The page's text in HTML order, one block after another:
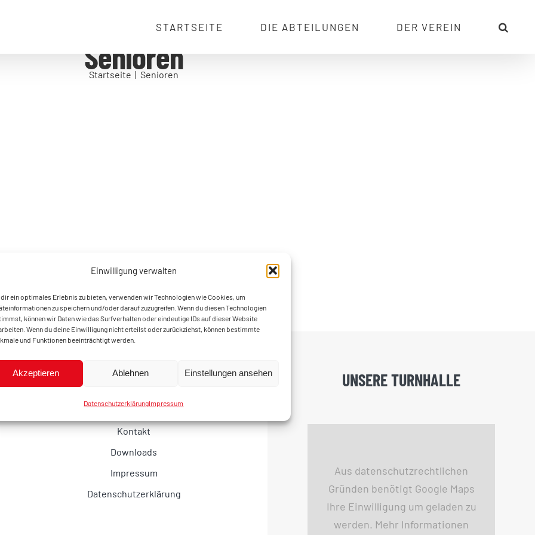
Einwilligung verwalten
dir ein optimales Erlebnis zu bieten, verwenden wir Technologien wie Cookies, um
zu speichern und/oder darauf zuzugreifen. Wenn du diesen Technologien
können wir Daten wie das Surfverhalten oder eindeutige IDs auf dieser Website
Wenn du deine Einwilligung nicht erteilst oder zurückziehst, können bestimmte
und Funktionen beeinträchtigt werden.
Akzeptieren Ablehnen Einstellungen ansehen
DatenschutzerklärungImpressum
STARTSEITE DIE ABTEILUNGEN DER VEREIN
Senioren
Startseite Senioren
Kontakt
Downloads
Impressum
Datenschutzerklärung
UNSERE TURNHALLE
Aus datenschutzrechtlichen
Gründen benötigt Google Maps
Ihre Einwilligung um geladen zu
werden. Mehr Informationen